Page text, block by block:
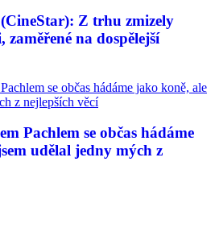
Z trhu zmizely
na dospělejší
Pachlem se občas hádáme
udělal jedny mých z